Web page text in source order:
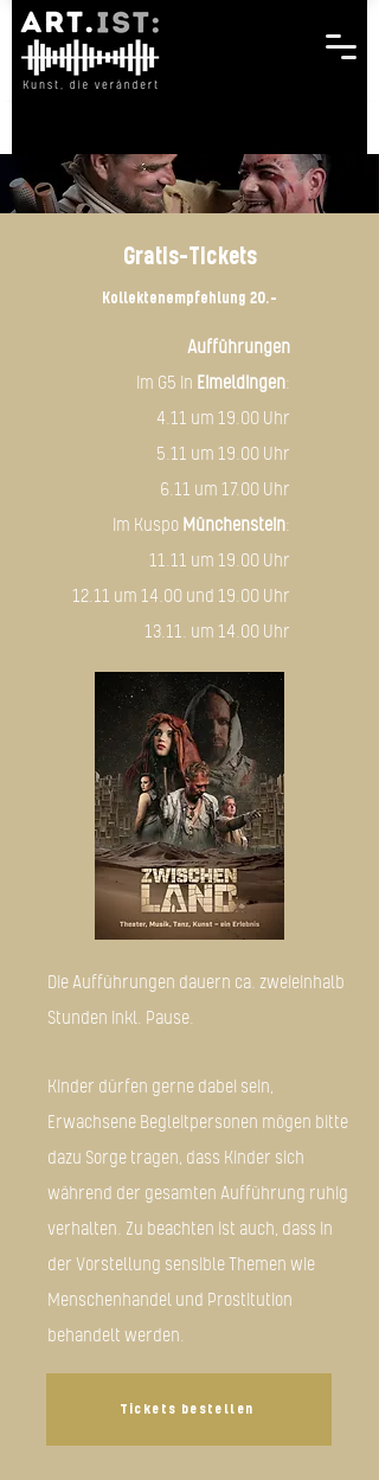
Gratis-Tickets
Kollektenempfehlung 20.-
Aufführungen
Im G5 in Eimeldingen:
4.11 um 19.00 Uhr
5.11 um 19.00 Uhr
6.11 um 17.00 Uhr
Im Kuspo Münchenstein:
11.11 um 19.00 Uhr
12.11 um 14.00 und 19.00 Uhr
13.11. um 14.00 Uhr
Die Aufführungen dauern ca. zweieinhalb
Stunden inkl. Pause.
Kinder dürfen gerne dabei sein,
Erwachsene Begleitpersonen mögen bitte
dazu Sorge tragen, dass Kinder sich
während der gesamten Aufführung ruhig
verhalten. Zu beachten ist auch, dass in
der Vorstellung sensible Themen wie
Menschenhandel und Prostitution
behandelt werden.
Tickets bestellen